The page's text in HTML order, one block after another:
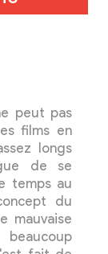
peut pas
films en
longs
de se
temps au
du
mauvaise